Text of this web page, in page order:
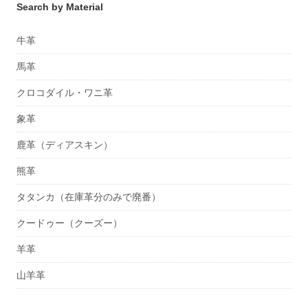
Search by Material
牛革
馬革
クロコダイル・ワニ革
象革
鹿革（ディアスキン）
熊革
タタンカ（在庫革分のみで廃番）
クードゥー（クーズー）
羊革
山羊革